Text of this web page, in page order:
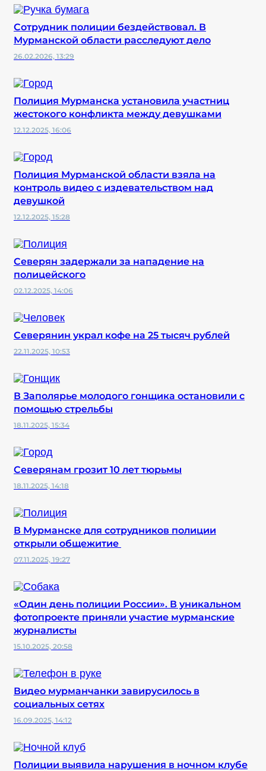
Сотрудник полиции бездействовал. В
Мурманской области расследуют дело
26.02.2026, 13:29
Полиция Мурманска установила участниц
жестокого конфликта между девушками
12.12.2025, 16:06
Полиция Мурманской области взяла на
контроль видео с издевательством над
девушкой
12.12.2025, 15:28
Северян задержали за нападение на
полицейского
02.12.2025, 14:06
Северянин украл кофе на 25 тысяч рублей
22.11.2025, 10:53
В Заполярье молодого гонщика остановили с
помощью стрельбы
18.11.2025, 15:34
Северянам грозит 10 лет тюрьмы
18.11.2025, 14:18
В Мурманске для сотрудников полиции
открыли общежитие
07.11.2025, 19:27
«Один день полиции России». В уникальном
фотопроекте приняли участие мурманские
журналисты
15.10.2025, 20:58
Видео мурманчанки завирусилось в
социальных сетях
16.09.2025, 14:12
Полиции выявила нарушения в ночном клубе